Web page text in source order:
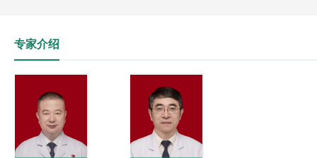
专家介绍